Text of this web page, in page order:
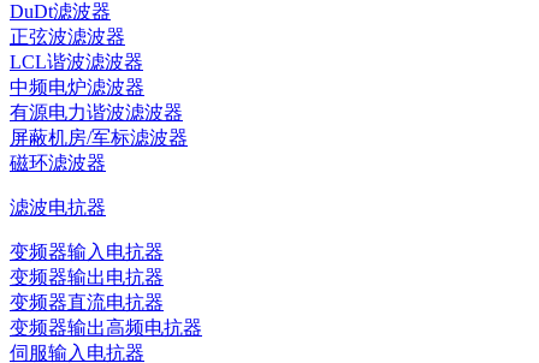
DuDt滤波器
正弦波滤波器
LCL谐波滤波器
中频电炉滤波器
有源电力谐波滤波器
屏蔽机房/军标滤波器
磁环滤波器
滤波电抗器
变频器输入电抗器
变频器输出电抗器
变频器直流电抗器
变频器输出高频电抗器
伺服输入电抗器